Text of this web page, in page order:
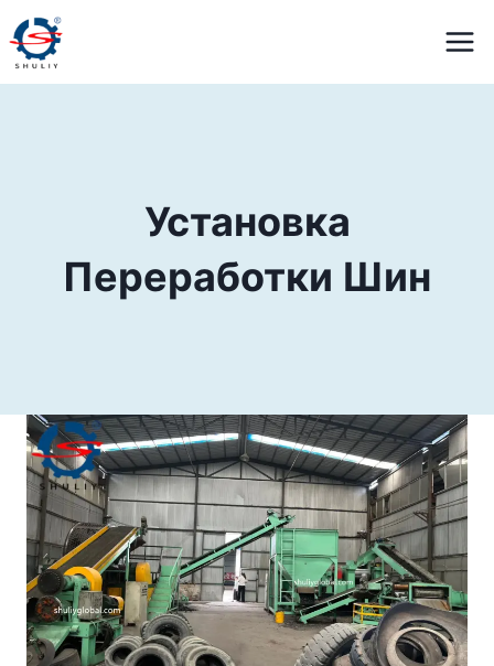
Перейти
к
содержимому
Установка
Переработки Шин